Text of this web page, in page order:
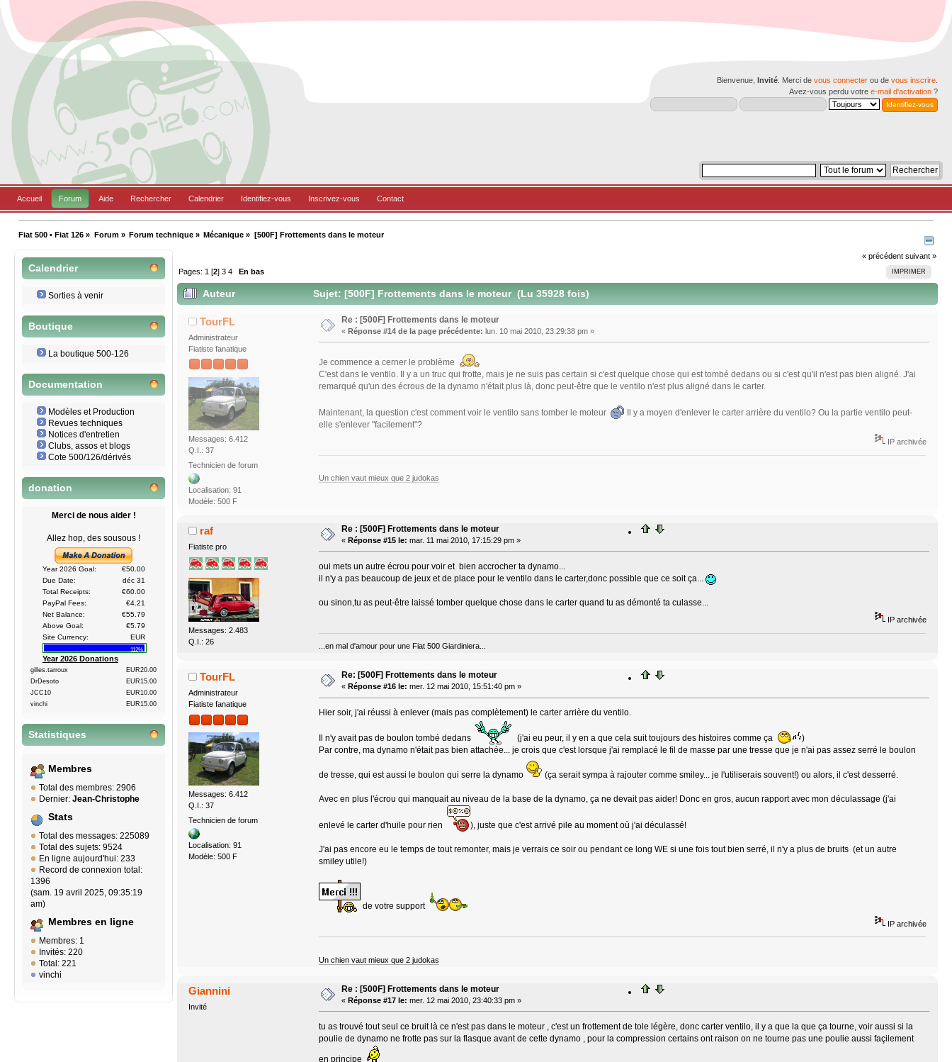
Bienvenue, Invité . Merci de vous connecter ou de vous inscrire
Avez-vous perdu votre e-mail d'activation ?
Accueil Forum Aide Rechercher Calendrier Identifiez-vous Inscrivez-vous Contact
Fiat 500 • Fiat 126 » Forum» Forum technique» Mécanique » [500F] Frottements dans le moteur
Calendrier
Sorties à venir
Boutique
La boutique 500-126
Documentation
Modèles et Production
Revues techniques
Notices d'entretien
Clubs, assos et blogs
Cote 500/126/dérivés
donation
Merci de nous aider !
Allez hop, des sousous !
Year 2026 Goal:
€50.00
Due Date:
déc 31
Total Receipts:
€60.00
PayPal Fees:
€4.21
Net Balance:
€55.79
Above Goal:
€5.79
Site Currency:
EUR
112%
Year 2026 Donations
gilles.tarroux
EUR20.00
DrDesoto
EUR15.00
JCC10
EUR10.00
vinchi
EUR15.00
Statistiques
Membres
Total des membres: 2906
Dernier: Jean-Christophe
Stats
Total des messages: 225089
Total des sujets: 9524
En ligne aujourd'hui: 233
Record de connexion total:
1396
(sam. 19 avril 2025, 09:35:19
am)
Membres en ligne
Membres: 1
Invités: 220
Total: 221
vinchi
« précédent suivant »
IMPRIMER
Pages: 1 [2]3 4 En bas
Auteur Sujet: [500F] Frottements dans le moteur (Lu 35928 fois)
TourFL
Administrateur
Fiatiste fanatique
Messages: 6.412
Q.I.: 37
Technicien de forum
Localisation: 91
Modèle: 500 F
Re : [500F] Frottements dans le moteur
« Réponse #14 de la page précédente: lun. 10 mai 2010, 23:29:38 pm »
Je commence a cerner le problème
C'est dans le ventilo. Il y a un truc qui frotte, mais je ne suis pas certain si c'est quelque chose qui est tombé dedans ou si c'est qu'il n'est pas bien aligné. J'ai
remarqué qu'un des écrous de la dynamo n'était plus là, donc peut-être que le ventilo n'est plus aligné dans le carter.
Maintenant, la question c'est comment voir le ventilo sans tomber le moteur
Il y a moyen d'enlever le carter arrière du ventilo? Ou la partie ventilo peut-
elle s'enlever "facilement"?
IP archivée
Un chien vaut mieux que 2 judokas
raf
Fiatiste pro
Messages: 2.483
Q.I.: 26
Re : [500F] Frottements dans le moteur
« Réponse #15 le: mar. 11 mai 2010, 17:15:29 pm »
oui mets un autre écrou pour voir et bien accrocher ta dynamo...
il n'y a pas beaucoup de jeux et de place pour le ventilo dans le carter,donc possible que ce soit ça...
ou sinon,tu as peut-être laissé tomber quelque chose dans le carter quand tu as démonté ta culasse...
IP archivée
...en mal d'amour pour une Fiat 500 Giardiniera...
TourFL
Administrateur
Fiatiste fanatique
Messages: 6.412
Q.I.: 37
Technicien de forum
Localisation: 91
Modèle: 500 F
Re: [500F] Frottements dans le moteur
« Réponse #16 le: mer. 12 mai 2010, 15:51:40 pm »
Hier soir, j'ai réussi à enlever (mais pas complètement) le carter arrière du ventilo.
Il n'y avait pas de boulon tombé dedans (j'ai eu peur, il y en a que cela suit toujours des histoires comme ça
)
Par contre, ma dynamo n'était pas bien attachée... je crois que c'est lorsque j'ai remplacé le fil de masse par une tresse que je n'ai pas assez serré le boulon
de tresse, qui est aussi le boulon qui serre la dynamo (ça serait sympa à rajouter comme smiley... je l'utiliserais souvent!) ou alors, il c'est desserré.
Avec en plus l'écrou qui manquait au niveau de la base de la dynamo, ça ne devait pas aider! Donc en gros, aucun rapport avec mon déculassage (j'ai
enlevé le carter d'huile pour rien ), juste que c'est arrivé pile au moment où j'ai déculassé!
J'ai pas encore eu le temps de tout remonter, mais je verrais ce soir ou pendant ce long WE si une fois tout bien serré, il n'y a plus de bruits (et un autre
smiley utile!)
de votre support
IP archivée
Un chien vaut mieux que 2 judokas
Giannini
Invité
Re : [500F] Frottements dans le moteur
« Réponse #17 le: mer. 12 mai 2010, 23:40:33 pm »
tu as trouvé tout seul ce bruit là ce n'est pas dans le moteur , c'est un frottement de tole légère, donc carter ventilo, il y a que la que ça tourne, voir aussi si la
poulie de dynamo ne frotte pas sur la flasque avant de cette dynamo , pour la compression certains ont raison on ne tourne pas une poulie aussi façilement
en principe